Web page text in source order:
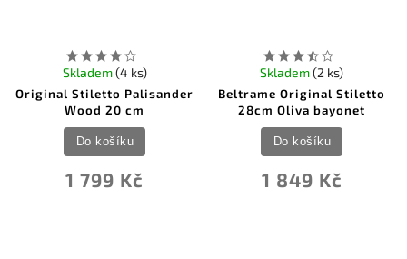
Original Stiletto Palisander
Wood 20 cm
Skladem(4 ks)
1 799 Kč
Do košíku
Beltrame Original Stiletto
28cm Oliva bayonet
Skladem(2 ks)
1 849 Kč
Do košíku